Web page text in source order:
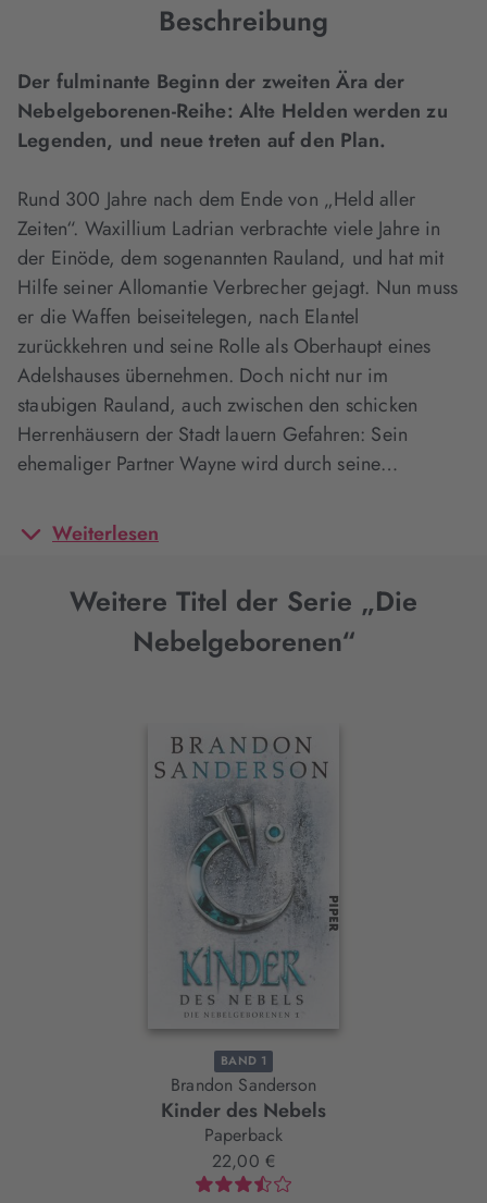
Beschreibung
Der fulminante Beginn der zweiten Ära der
Nebelgeborenen-Reihe: Alte Helden werden zu
Legenden, und neue treten auf den Plan.
Rund 300 Jahre nach dem Ende von „Held aller
Zeiten“. Waxillium Ladrian verbrachte viele Jahre in
der Einöde, dem sogenannten Rauland, und hat mit
Hilfe seiner Allomantie Verbrecher gejagt. Nun muss
er die Waffen beiseitelegen, nach Elantel
zurückkehren und seine Rolle als Oberhaupt eines
Adelshauses übernehmen. Doch nicht nur im
staubigen Rauland, auch zwischen den schicken
Herrenhäusern der Stadt lauern Gefahren: Sein
ehemaliger Partner Wayne wird durch seine…
Weiterlesen
Weitere Titel der Serie „Die
Nebelgeborenen“
Interaktives
BAND 1
Brandon Sanderson
Kinder des Nebels
Paperback
22,00 €